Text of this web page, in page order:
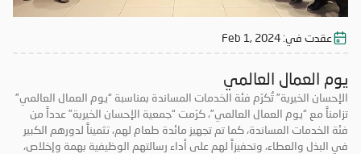
عقدت في: Feb 1, 2024
يوم العمال العالمي
الإحسان الخيرية” تُكرّم فئة الخدمات المساندة بمناسبة “يوم العمال العالمي”
تزامناً مع “يوم العمال العالمي”، كرّمت “جمعية الإحسان الخيرية” عدداً من
فئة الخدمات المساندة، كما تم تجهيز مائدة طعام لهم، تثميناً لدورهم الكبير
في البذل والعطاء، وتحفيزاً لهم على أداء رسالتهم الوظيفية بهمة وإخلاص،